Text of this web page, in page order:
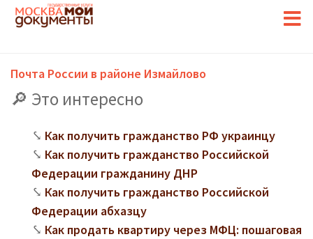
Почта России в районе Измайлово
Это интересно
Как получить гражданство РФ украинцу
Как получить гражданство Российской
Федерации гражданину ДНР
Как получить гражданство Российской
Федерации абхазцу
Как продать квартиру через МФЦ: пошаговая